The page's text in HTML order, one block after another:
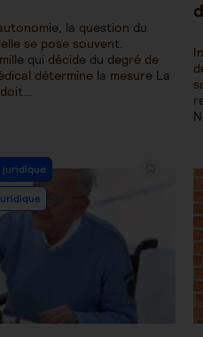
la question du
se pose souvent.
qui décide du degré de
détermine la mesure La
doit…
juridique